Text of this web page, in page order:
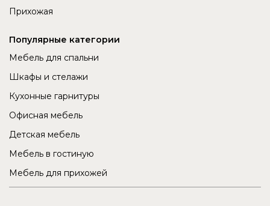
Прихожая
Популярные категории
Мебель для спальни
Шкафы и стелажи
Кухонные гарнитуры
Офисная мебель
Детская мебель
Мебель в гостиную
Мебель для прихожей